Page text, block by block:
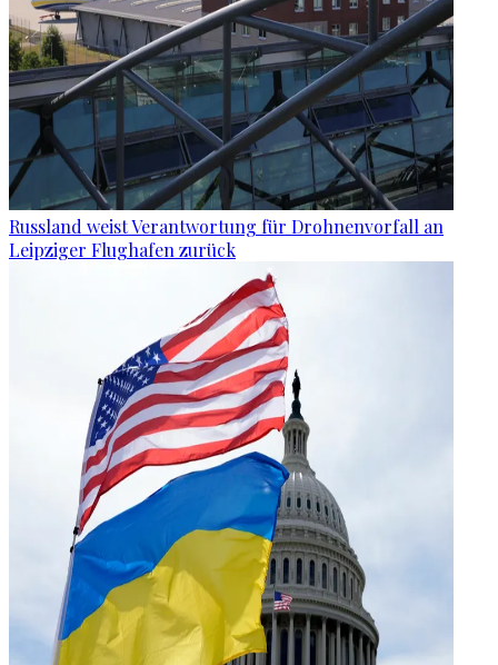
Russland weist Verantwortung für Drohnenvorfall an
Leipziger Flughafen zurück